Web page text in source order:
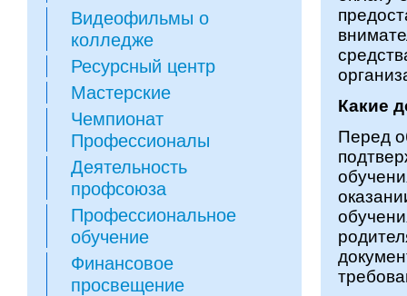
Видеофильмы о
колледже
Ресурсный центр
Мастерские
Чемпионат
Профессионалы
Деятельность
профсоюза
Профессиональное
обучение
Финансовое
просвещение
Какие
Перед